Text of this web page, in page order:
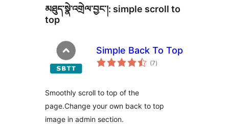
མཐུད་སྣེ་འགྲེལ་བྱང་།: simple scroll to
top
Simple Back To Top
(7གདེང་
འཇོག་
)
Smoothly scroll to top of the
page.Change your own back to top
image in admin section.